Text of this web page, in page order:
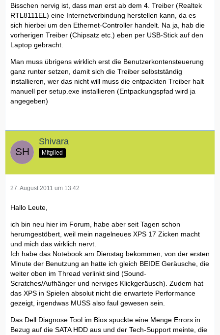
Bisschen nervig ist, dass man erst ab dem 4. Treiber (Realtek
RTL8111EL) eine Internetverbindung herstellen kann, da es
sich hierbei um den Ethernet-Controller handelt. Na ja, hab die
vorherigen Treiber (Chipsatz etc.) eben per USB-Stick auf den
Laptop gebracht.
Man muss übrigens wirklich erst die Benutzerkontensteuerung
ganz runter setzen, damit sich die Treiber selbstständig
installieren, wer das nicht will muss die entpackten Treiber halt
manuell per setup.exe installieren (Entpackungspfad wird ja
angegeben)
Shivara
Mitglied
27. August 2011 um 13:42
Hallo Leute,
ich bin neu hier im Forum, habe aber seit Tagen schon
herumgestöbert, weil mein nagelneues XPS 17 Zicken macht
und mich das wirklich nervt.
Ich habe das Notebook am Dienstag bekommen, von der ersten
Minute der Benutzung an hatte ich gleich BEIDE Geräusche, die
weiter oben im Thread verlinkt sind (Sound-
Scratches/Aufhänger und nerviges Klickgeräusch). Zudem hat
das XPS in Spielen absolut nicht die erwartete Performance
gezeigt, irgendwas MUSS also faul gewesen sein.
Das Dell Diagnose Tool im Bios spuckte eine Menge Errors in
Bezug auf die SATA HDD aus und der Tech-Support meinte, die